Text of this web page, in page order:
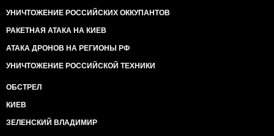
УНИЧТОЖЕНИЕ РОССИЙСКИХ ОККУПАНТОВ
РАКЕТНАЯ АТАКА НА КИЕВ
АТАКА ДРОНОВ НА РЕГИОНЫ РФ
УНИЧТОЖЕНИЕ РОССИЙСКОЙ ТЕХНИКИ
ОБСТРЕЛ
КИЕВ
ЗЕЛЕНСКИЙ ВЛАДИМИР